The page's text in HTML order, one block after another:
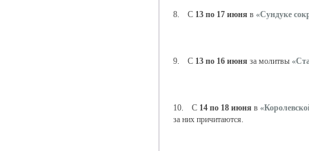
8. С 13 по 17 июня в «Сундуке
9. С 13 по 16 июня за молитвы
10. С 14 по 18 июня в
за них причитаются.